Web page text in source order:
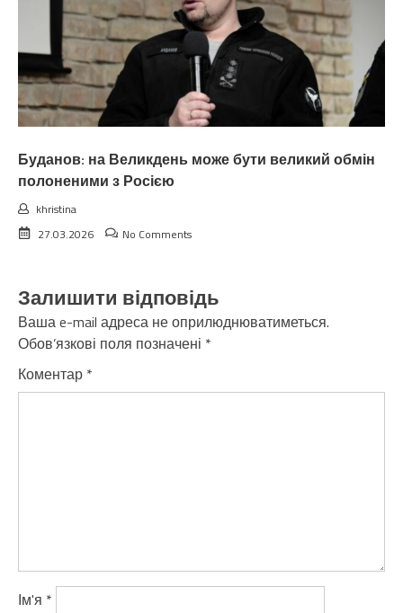
Буданов: на Великдень може бути великий обмін
полоненими з Росією
khristina
27.03.2026
No Comments
Залишити відповідь
Ваша e-mail адреса не оприлюднюватиметься.
Обов’язкові поля позначені *
Коментар *
Ім'я *